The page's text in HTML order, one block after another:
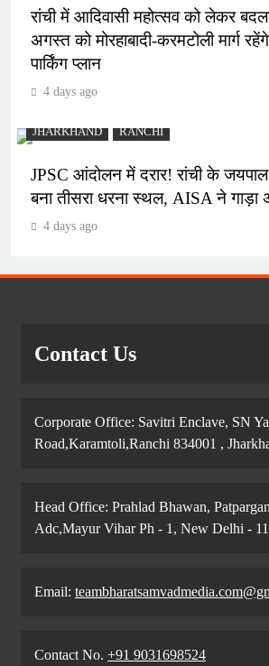
रांची में आदिवासी महोत्सव को लेकर
अगस्त को मोरहाबादी-करमटोली मार्ग
पार्किंग प्लान
4 days ago
JHARKHAND RANCHI
JPSC आंदोलन में दरार! रांची के
बना तीसरा धरना स्थल, AISA ने
4 days ago
Contact Us
Corporate Office: Savitri Enclave, SN
Road,Karamtoli,Ranchi 834001 ,
Head Office: Prahlad Bhawan,
Adc,Mayur Vihar Ph - 1, New Delhi -
Email:
Contact No. ‪ +91 9031698524